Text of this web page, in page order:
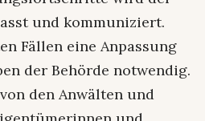
und kommuniziert.
Fällen eine Anpassung
der Behörde notwendig.
den Anwälten und